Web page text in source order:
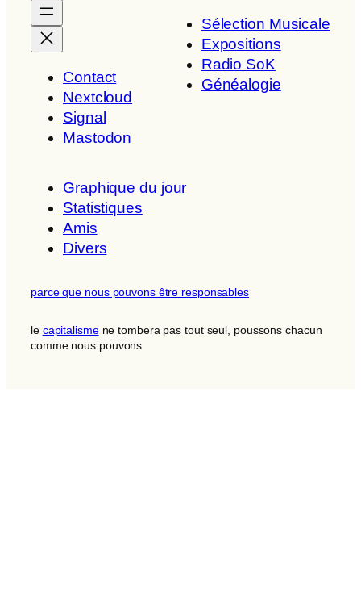
Contact
Nextcloud
Signal
Mastodon
Sélection Musicale
Expositions
Radio SoK
Généalogie
Graphique du jour
Statistiques
Amis
Divers
parce que nous pouvons être responsables
le capitalismene tombera pas tout seul, poussons chacun
comme nous pouvons